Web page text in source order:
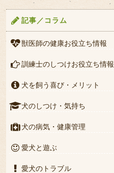
記事／コラム
獣医師の健康お役立ち情報
訓練士のしつけお役立ち情報
犬を飼う喜び・メリット
犬のしつけ・気持ち
犬の病気・健康管理
愛犬と遊ぶ
愛犬のトラブル